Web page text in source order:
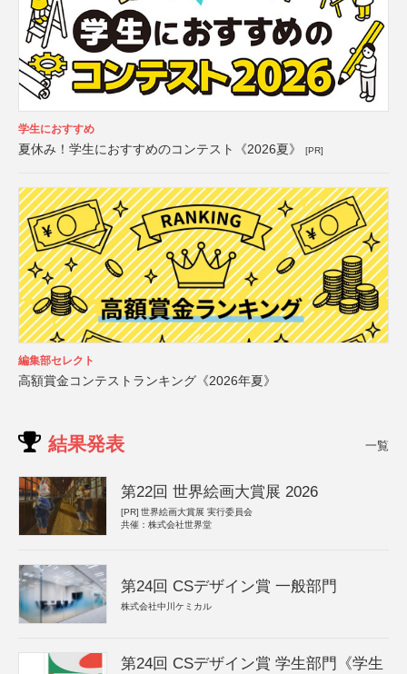
学生におすすめ
夏休み！学生におすすめのコンテスト《2026夏》 [PR]
編集部セレクト
高額賞金コンテストランキング《2026年夏》
結果発表 一覧
第22回 世界絵画大賞展 2026
[PR] 世界絵画大賞展 実行委員会
共催：株式会社世界堂
第24回 CSデザイン賞 一般部門
株式会社中川ケミカル
第24回 CSデザイン賞 学生部門《学生